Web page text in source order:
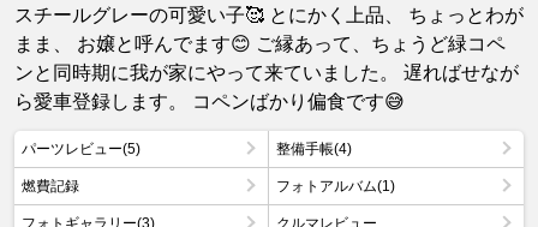
スチールグレーの可愛い子🥰 とにかく上品、 ちょっとわが
まま、 お嬢と呼んでます😊 ご縁あって、ちょうど緑コペ
ンと同時期に我が家にやって来ていました。 遅ればせなが
ら愛車登録します。 コペンばかり偏食です😅
パーツレビュー(5) 整備手帳(4)
燃費記録 フォトアルバム(1)
フォトギャラリー(3) クルマレビュー